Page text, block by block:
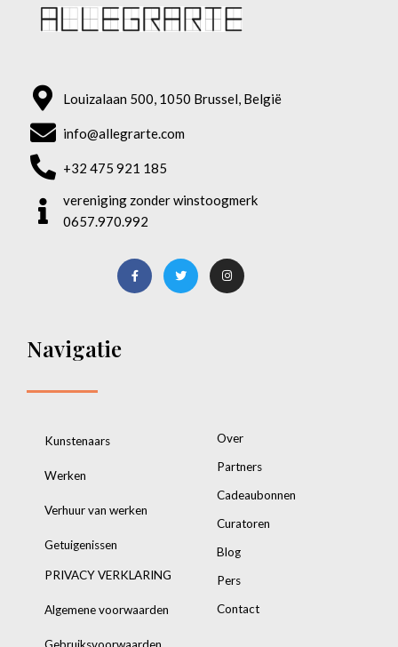
Louizalaan 500, 1050 Brussel, België
info@allegrarte.com
+32 475 921 185
vereniging zonder winstoogmerk
0657.970.992
Navigatie
Kunstenaars
Werken
Verhuur van werken
Getuigenissen
PRIVACY VERKLARING
Algemene voorwaarden
Over
Partners
Cadeaubonnen
Curatoren
Blog
Pers
Contact